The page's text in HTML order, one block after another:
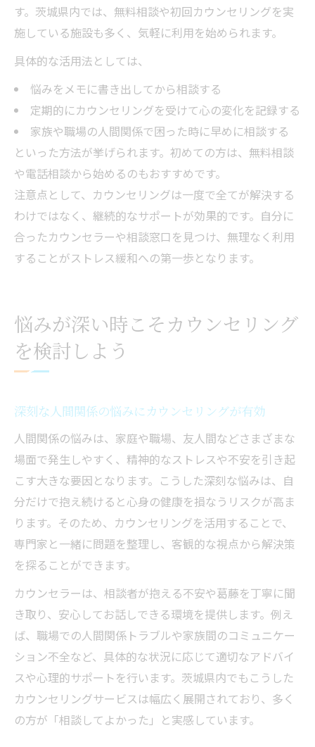
す。茨城県内では、無料相談や初回カウンセリングを実
施している施設も多く、気軽に利用を始められます。
具体的な活用法としては、
悩みをメモに書き出してから相談する
定期的にカウンセリングを受けて心の変化を記録する
家族や職場の人間関係で困った時に早めに相談する
といった方法が挙げられます。初めての方は、無料相談
や電話相談から始めるのもおすすめです。
注意点として、カウンセリングは一度で全てが解決する
わけではなく、継続的なサポートが効果的です。自分に
合ったカウンセラーや相談窓口を見つけ、無理なく利用
することがストレス緩和への第一歩となります。
悩みが深い時こそカウンセリング
を検討しよう
深刻な人間関係の悩みにカウンセリングが有効
人間関係の悩みは、家庭や職場、友人間などさまざまな
場面で発生しやすく、精神的なストレスや不安を引き起
こす大きな要因となります。こうした深刻な悩みは、自
分だけで抱え続けると心身の健康を損なうリスクが高ま
ります。そのため、カウンセリングを活用することで、
専門家と一緒に問題を整理し、客観的な視点から解決策
を探ることができます。
カウンセラーは、相談者が抱える不安や葛藤を丁寧に聞
き取り、安心してお話しできる環境を提供します。例え
ば、職場での人間関係トラブルや家族間のコミュニケー
ション不全など、具体的な状況に応じて適切なアドバイ
スや心理的サポートを行います。茨城県内でもこうした
カウンセリングサービスは幅広く展開されており、多く
の方が「相談してよかった」と実感しています。